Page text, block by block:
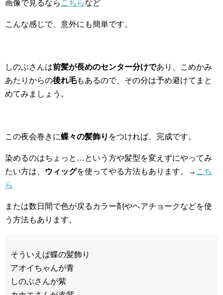
画像で見るなら こちらなど
こんな感じで、意外にも簡単です。
しのぶさんは前髪が長めのセンター分けであり、こめかみ
あたりからの後れ毛もあるので、その分は予め避けてまと
めてみましょう。
この夜会巻きに蝶々の髪飾り をつければ、完成です。
染めるのはちょっと…という方や髪型を変えずにやってみ
たい方は、
ウィッグを使ってやる方法もあります。→ こち
ら
または数日間で色が戻るカラー剤やヘアチョークなどを使
う方法もあります。
そういえば蝶の髪飾り
アオイちゃんが青
しのぶさんが紫